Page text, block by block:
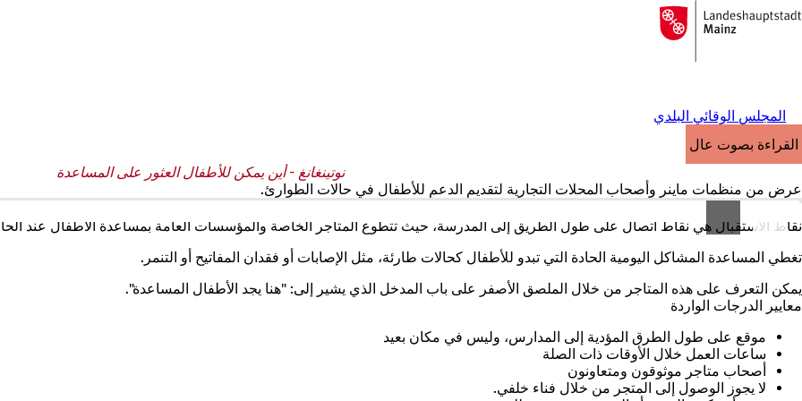
الانتقال إلى المحتوى
إلى
الصفحة
المجلس الوقائي البلدي
القراءة بصوت عالٍ
نوتينغانغ - أين يمكن للأطفال العثور على المساعدة
عرض من منظمات ماينر وأصحاب المحلات التجارية لتقديم الدعم للأطفال في حالات الطوارئ.
نقاط الاستقبال هي نقاط اتصال على طول الطريق إلى المدرسة، حيث تتطوع المتاجر الخاصة والمؤسسات العامة بمساعدة الأطفال عند
تغطي المساعدة المشاكل اليومية الحادة التي تبدو للأطفال كحالات طارئة، مثل الإصابات أو فقدان المفاتيح أو التنمر.
يمكن التعرف على هذه المتاجر من خلال الملصق الأصفر على باب المدخل الذي يشير إلى: "هنا يجد الأطفال المساعدة".
معايير الدرجات الواردة
موقع على طول الطرق المؤدية إلى المدارس، وليس في مكان بعيد
ساعات العمل خلال الأوقات ذات الصلة
أصحاب متاجر موثوقون ومتعاونون
لا يجوز الوصول إلى المتجر من خلال فناء خلفي.